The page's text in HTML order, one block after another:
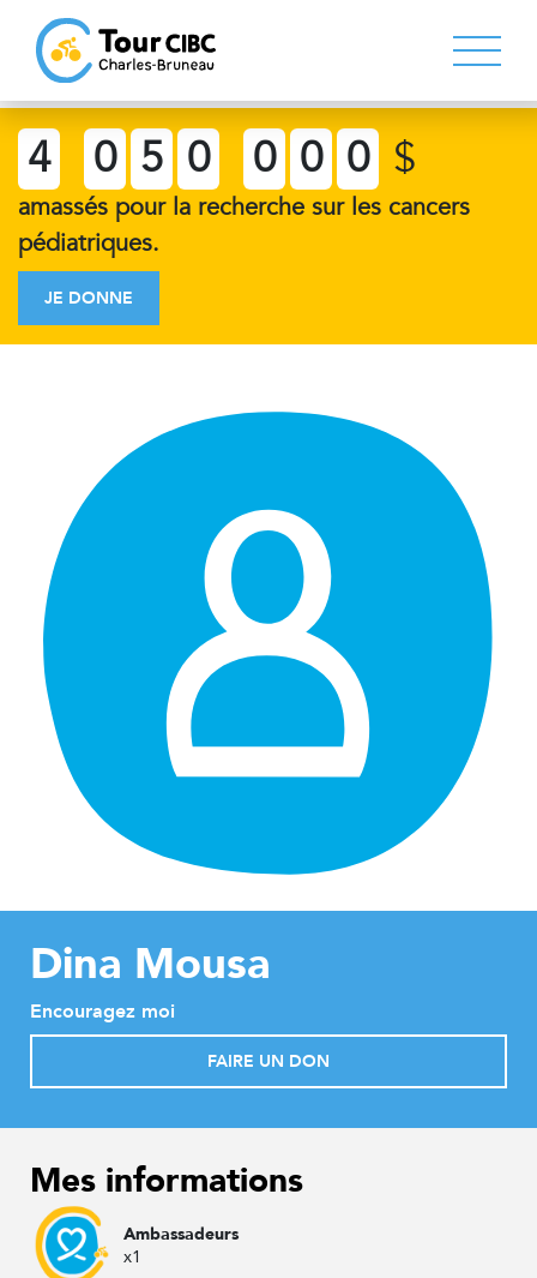
4 0 5 0 0 0 0 $
amassés pour la recherche sur les cancers
pédiatriques.
JE DONNE
Dina Mousa
Encouragez moi
FAIRE UN DON
Mes informations
Ambassadeurs
x1